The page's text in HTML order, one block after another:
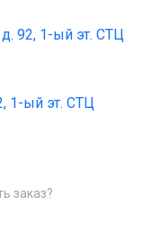
92, 1-ый эт. СТЦ
1-ый эт. СТЦ
заказ?